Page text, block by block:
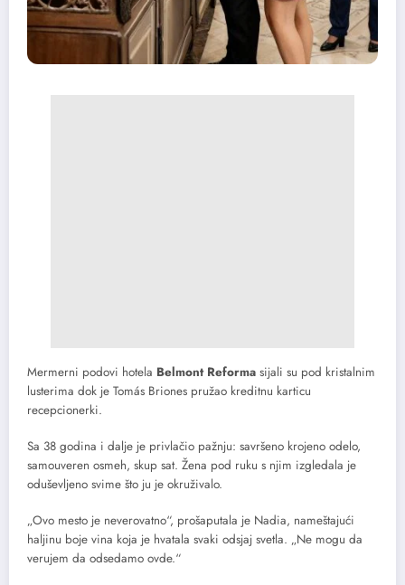
Mermerni podovi hotela Belmont Reforma sijali su pod kristalnim
lusterima dok je Tomás Briones pružao kreditnu karticu
recepcionerki.
Sa 38 godina i dalje je privlačio pažnju: savršeno krojeno odelo,
samouveren osmeh, skup sat. Žena pod ruku s njim izgledala je
oduševljeno svime što ju je okruživalo.
„Ovo mesto je neverovatno“, prošaputala je Nadia, nameštajući
haljinu boje vina koja je hvatala svaki odsjaj svetla. „Ne mogu da
verujem da odsedamo ovde.“